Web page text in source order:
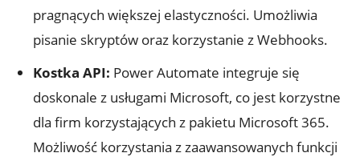
pragnących większej elastyczności. ⁢Umożliwia
pisanie skryptów oraz‍ korzystanie z Webhooks.
Kostka API: Power Automate integruje się
doskonale z usługami Microsoft, co jest korzystne
dla ‍firm korzystających ​z pakietu Microsoft 365.
Możliwość korzystania z zaawansowanych funkcji ​